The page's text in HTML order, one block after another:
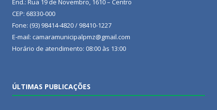
End.: Rua 19 de Novembro, 1610 – Centro
CEP: 68330-000
Fone: (93) 98414-4820 / 98410-1227
E-mail: camaramunicipalpmz@gmail.com
Horário de atendimento: 08:00 às 13:00
ÚLTIMAS PUBLICAÇÕES